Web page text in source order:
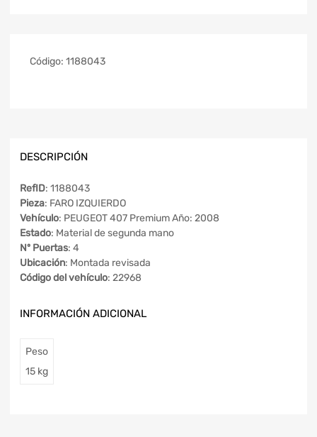
Código: 1188043
DESCRIPCIÓN
RefID: 1188043
Pieza: FARO IZQUIERDO
Vehículo: PEUGEOT 407 Premium Año: 2008
Estado: Material de segunda mano
Nº Puertas: 4
Ubicación: Montada revisada
Código del vehículo: 22968
INFORMACIÓN ADICIONAL
Peso
15 kg